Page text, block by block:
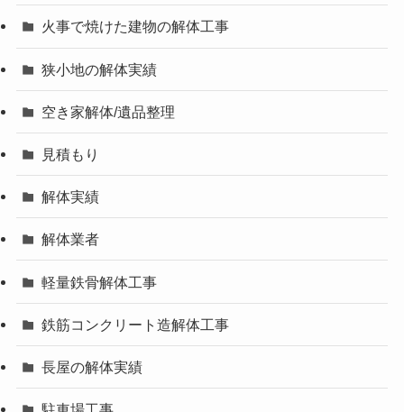
火事で焼けた建物の解体工事
狭小地の解体実績
空き家解体/遺品整理
見積もり
解体実績
解体業者
軽量鉄骨解体工事
鉄筋コンクリート造解体工事
長屋の解体実績